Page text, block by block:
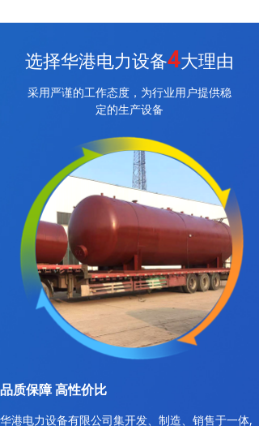
选择华港电力设备4大理由
采用严谨的工作态度，为行业用户提供稳
定的生产设备
品质保障 高性价比
华港电力设备有限公司集开发、制造、销售于一体,